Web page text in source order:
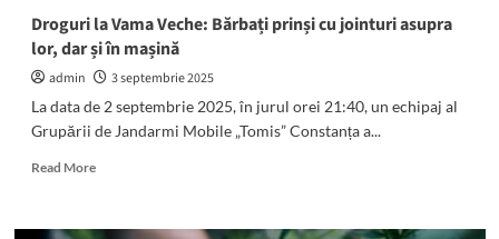
își
amintea
cum
ajuns
în
Droguri la Vama Veche: Bărbați prinși cu jointuri asupra
lor, dar și în mașină
admin
3 septembrie 2025
La data de 2 septembrie 2025, în jurul orei 21:40, un echipaj al
Grupării de Jandarmi Mobile „Tomis” Constanța a...
Read MoreRead
Droguri